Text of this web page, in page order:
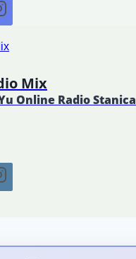
Mix
Online Radio Stanica